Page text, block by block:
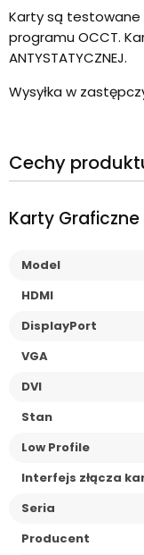
Karty są
programu OCCT.
ANTYSTATYCZNEJ.
Wysyłka w
Cechy
Karty Graficzne
Model
HDMI
DisplayPort
VGA
DVI
Stan
Low Profile
Interfejs złącza
Seria
Producent